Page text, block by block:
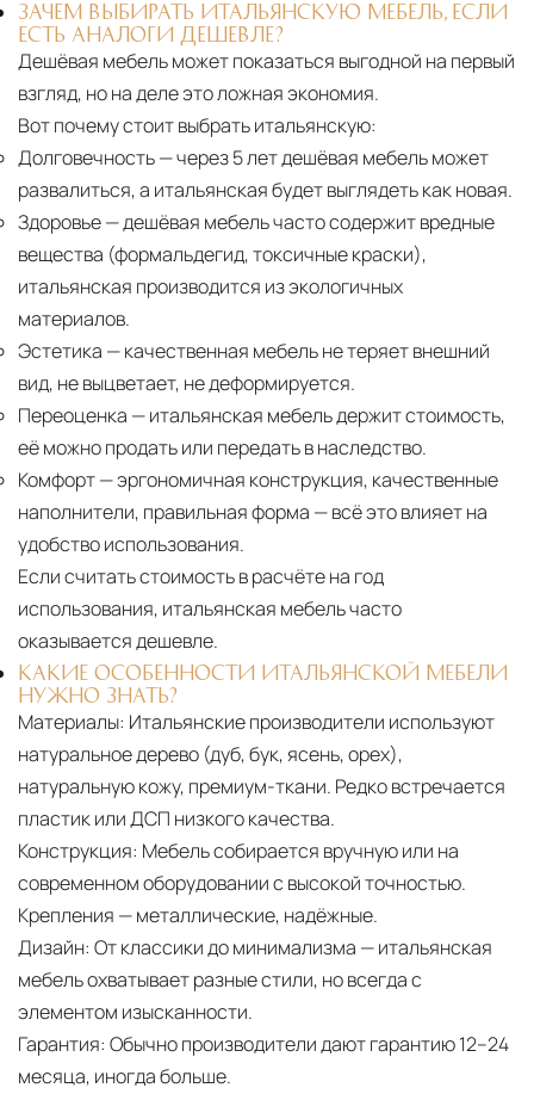
ЗАЧЕМ ВЫБИРАТЬ ИТАЛЬЯНСКУЮ МЕБЕЛЬ, ЕСЛИ
ЕСТЬ АНАЛОГИ ДЕШЕВЛЕ?
Дешёвая мебель может показаться выгодной на первый
взгляд, но на деле это ложная экономия.
Вот почему стоит выбрать итальянскую:
Долговечность— через 5 лет дешёвая мебель может
развалиться, а итальянская будет выглядеть как новая.
Здоровье— дешёвая мебель часто содержит вредные
вещества (формальдегид, токсичные краски),
итальянская производится из экологичных
материалов.
Эстетика — качественная мебель не теряет внешний
вид, не выцветает, не деформируется.
Переоценка — итальянская мебель держит стоимость,
её можно продать или передать в наследство.
Комфорт— эргономичная конструкция, качественные
наполнители, правильная форма — всё это влияет на
удобство использования.
Если считать стоимость в расчёте на год
использования, итальянская мебель часто
оказывается дешевле.
КАКИЕ ОСОБЕННОСТИ ИТАЛЬЯНСКОЙ МЕБЕЛИ
НУЖНО ЗНАТЬ?
Материалы: Итальянские производители используют
натуральное дерево (дуб, бук, ясень, орех),
натуральную кожу, премиум-ткани. Редко встречается
пластик или ДСП низкого качества.
Конструкция: Мебель собирается вручную или на
современном оборудовании с высокой точностью.
Крепления — металлические, надёжные.
Дизайн: От классики до минимализма — итальянская
мебель охватывает разные стили, но всегда с
элементом изысканности.
Гарантия: Обычно производители дают гарантию 12–24
месяца, иногда больше.